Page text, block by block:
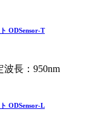
ODSensor-T
長：950nm
ODSensor-L